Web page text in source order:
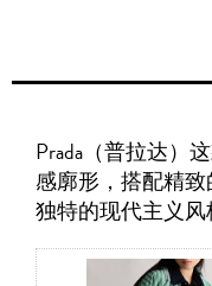
Prada（普拉达）
感廓形，搭配精
独特的现代主义风